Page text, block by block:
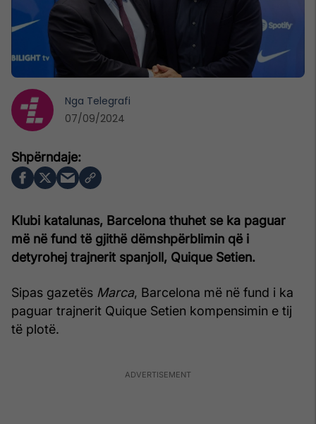
Klubi katalunas, Barcelona thuhet se ka paguar
më në fund të gjithë dëmshpërblimin që i
detyrohej trajnerit spanjoll, Quique Setien.
Sipas gazetës Marca, Barcelona më në fund i ka
paguar trajnerit Quique Setien kompensimin e tij
të plotë.
Nga Telegrafi
07/09/2024